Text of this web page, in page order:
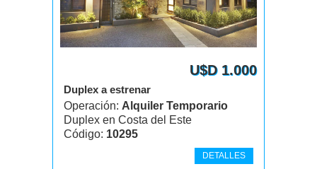
U$D 1.000
Duplex a estrenar
Operación: Alquiler Temporario
Duplex en Costa del Este
Código: 10295
DETALLES